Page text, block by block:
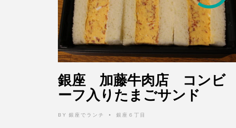
銀座 加藤牛肉店 コンビ
ーフ入りたまごサンド
BY 銀座でランチ • 銀座６丁目